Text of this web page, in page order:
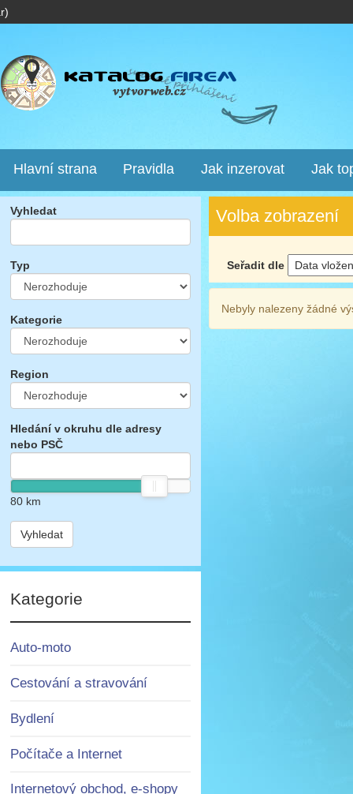
Hlavní strana Pravidla Jak inzerovat Jak
Vyhledat
Typ
Kategorie
Region
Hledání v okruhu dle adresy
nebo PSČ
80km
Vyhledat
Kategorie
Auto-moto
Cestování a stravování
Bydlení
Počítače a Internet
Internetový obchod, e-shopy
Volba zobrazení
Seřadit dle
Nebyly nalezeny žádné